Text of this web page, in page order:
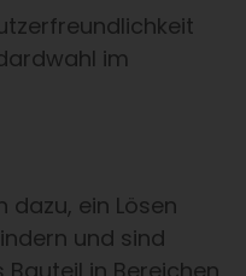
im
ein Lösen
und sind